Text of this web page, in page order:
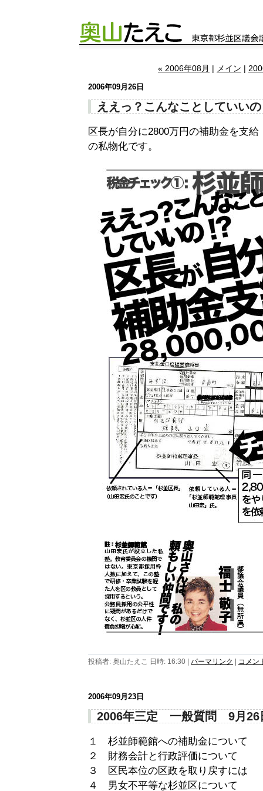
« 2006年08月 | メイン |
2006年09月26日
ええっ？こんなことしていい
区長が自分に2800万円の補助金を支
の私物化です。
投稿者: 奥山たえこ 日時: 16:30 パーマリンク コメン
2006年09月23日
2006年三定 一般質問 9月26
１ 杉並師範館への補助金について
２ 財務会計と行政評価について
３ 区民本位の区政を取り戻すには
４ 男女不平等な杉並区について